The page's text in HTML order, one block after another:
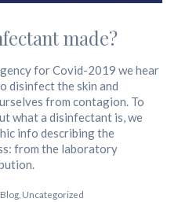
made?
for Covid-2019 we hear
disinfect the skin and
from contagion. To
what a disinfectant is, we
info describing the
from the laboratory
Blog Uncategorized